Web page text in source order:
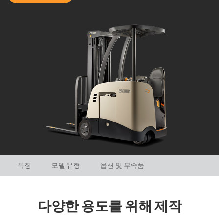
특징 모델 유형 옵션 및 부속품
다양한 용도를 위해 제작